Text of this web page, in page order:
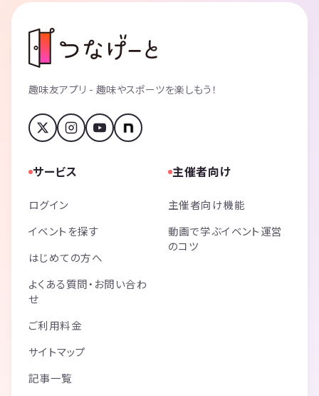
趣味友アプリ - 趣味やスポーツを楽しもう！
サービス
ログイン
イベントを探す
はじめての方へ
よくある質問・お問い合わ
せ
ご利用料金
サイトマップ
記事一覧
主催者向け
主催者向け機能
動画で学ぶイベント運営
のコツ